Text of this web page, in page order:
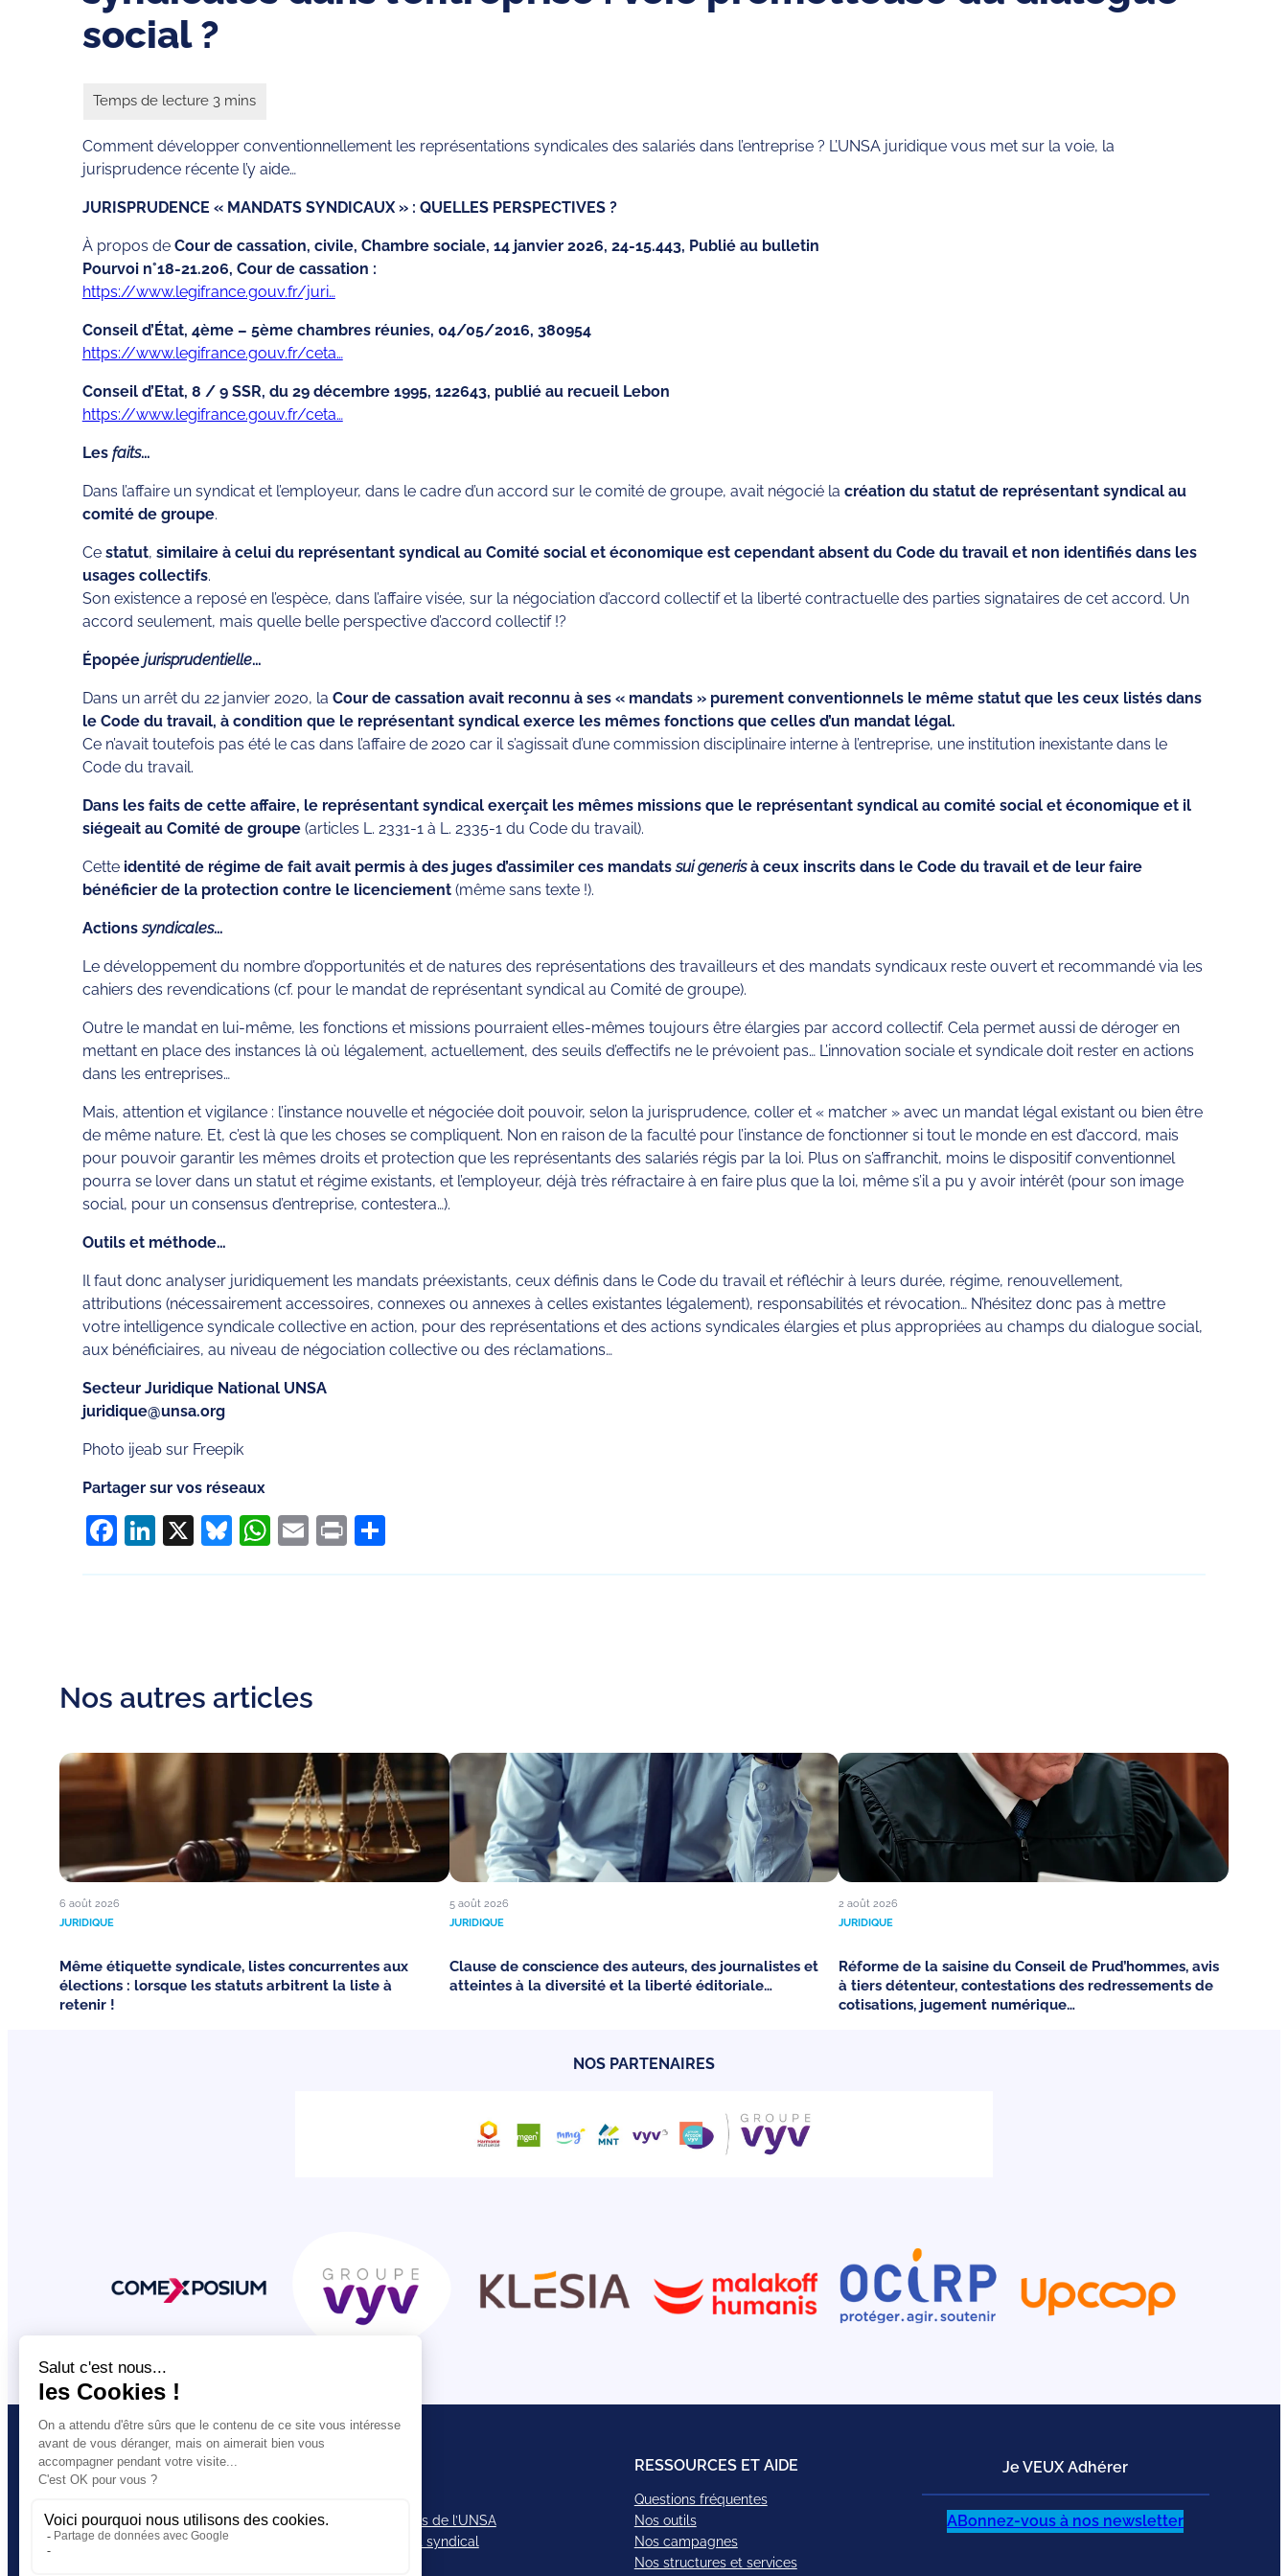
social ?
Comment développer conventionnellement les représentations syndicales des salariés dans l’entreprise ? L’UNSA juridique vous met sur la voie, la
jurisprudence récente l’y aide…
JURISPRUDENCE « MANDATS SYNDICAUX » : QUELLES PERSPECTIVES ?
À propos de Cour de cassation, civile, Chambre sociale, 14 janvier 2026, 24-15.443, Publié au bulletin
Pourvoi n°18-21.206, Cour de cassation :
https://www.legifrance.gouv.fr/juri…
Conseil d’État, 4ème – 5ème chambres réunies, 04/05/2016, 380954
https://www.legifrance.gouv.fr/ceta…
Conseil d’Etat, 8 / 9 SSR, du 29 décembre 1995, 122643, publié au recueil Lebon
https://www.legifrance.gouv.fr/ceta…
Les faits…
Dans l’affaire un syndicat et l’employeur, dans le cadre d’un accord sur le comité de groupe, avait négocié la création du statut de représentant syndical au
comité de groupe.
Ce statut, similaire à celui du représentant syndical au Comité social et économique est cependant absent du Code du travail et non identifiés dans les
usages collectifs.
Son existence a reposé en l’espèce, dans l’affaire visée, sur la négociation d’accord collectif et la liberté contractuelle des parties signataires de cet accord. Un
accord seulement, mais quelle belle perspective d’accord collectif !?
Épopée jurisprudentielle…
Dans un arrêt du 22 janvier 2020, la Cour de cassation avait reconnu à ses « mandats » purement conventionnels le même statut que les ceux listés dans
le Code du travail, à condition que le représentant syndical exerce les mêmes fonctions que celles d’un mandat légal.
Ce n’avait toutefois pas été le cas dans l’affaire de 2020 car il s’agissait d’une commission disciplinaire interne à l’entreprise, une institution inexistante dans le
Code du travail.
Dans les faits de cette affaire, le représentant syndical exerçait les mêmes missions que le représentant syndical au comité social et économique et il
siégeait au Comité de groupe(articles L. 2331-1 à L. 2335-1 du Code du travail).
Cette identité de régime de fait avait permis à des juges d’assimiler ces mandatssui generisà ceux inscrits dans le Code du travail et de leur faire
bénéficier de la protection contre le licenciement(même sans texte !).
Actionssyndicales…
Le développement du nombre d’opportunités et de natures des représentations des travailleurs et des mandats syndicaux reste ouvert et recommandé via les
cahiers des revendications (cf. pour le mandat de représentant syndical au Comité de groupe).
Outre le mandat en lui-même, les fonctions et missions pourraient elles-mêmes toujours être élargies par accord collectif. Cela permet aussi de déroger en
mettant en place des instances là où légalement, actuellement, des seuils d’effectifs ne le prévoient pas… L’innovation sociale et syndicale doit rester en actions
dans les entreprises…
Mais, attention et vigilance : l’instance nouvelle et négociée doit pouvoir, selon la jurisprudence, coller et « matcher » avec un mandat légal existant ou bien être
de même nature. Et, c’est là que les choses se compliquent. Non en raison de la faculté pour l’instance de fonctionner si tout le monde en est d’accord, mais
pour pouvoir garantir les mêmes droits et protection que les représentants des salariés régis par la loi. Plus on s’affranchit, moins le dispositif conventionnel
pourra se lover dans un statut et régime existants, et l’employeur, déjà très réfractaire à en faire plus que la loi, même s’il a pu y avoir intérêt (pour son image
social, pour un consensus d’entreprise, contestera…).
Outils et méthode…
Il faut donc analyser juridiquement les mandats préexistants, ceux définis dans le Code du travail et réfléchir à leurs durée, régime, renouvellement,
attributions (nécessairement accessoires, connexes ou annexes à celles existantes légalement), responsabilités et révocation… N’hésitez donc pas à mettre
votre intelligence syndicale collective en action, pour des représentations et des actions syndicales élargies et plus appropriées au champs du dialogue social,
aux bénéficiaires, au niveau de négociation collective ou des réclamations…
Secteur Juridique National UNSA
juridique@unsa.org
Photo ijeab sur Freepik
Partager sur vos réseaux
Facebook
LinkedIn
X Bluesky
WhatsApp
Email
PrintPartager
Nos autres articles
6 août 2026
JURIDIQUE
Même étiquette syndicale, listes concurrentes aux
élections : lorsque les statuts arbitrent la liste à
retenir !
5 août 2026
JURIDIQUE
Clause de conscience des auteurs, des journalistes et
atteintes à la diversité et la liberté éditoriale…
2 août 2026
JURIDIQUE
Réforme de la saisine du Conseil de Prud’hommes, avis
à tiers détenteur, contestations des redressements de
cotisations, jugement numérique…
NOS PARTENAIRES
VOUS ETES
Militant·e
Journaliste
Les comptes de l’UNSA
Notre projet syndical
RESSOURCES ET AIDE
Questions fréquentes
Nos outils
Nos campagnes
Nos structures et services
Je VEUX Adhérer
ABonnez-vous à nos newsletter